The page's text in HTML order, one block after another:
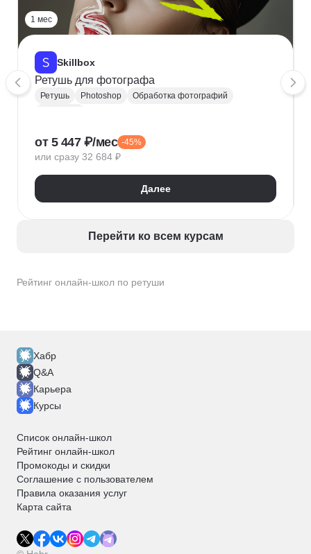
Рейтинг онлайн-школ по ретуши
1 мес
Skillbox
Ретушь для фотографа
Ретушь Photoshop
Обработка фотографий
от 5 447 ₽/мес -45%
или сразу 32 684 ₽
Далее
Перейти ко всем курсам
Хабр
Q&A
Карьера
Курсы
Список онлайн-школ
Рейтинг онлайн-школ
Промокоды и скидки
Соглашение с пользователем
Правила оказания услуг
Карта сайта